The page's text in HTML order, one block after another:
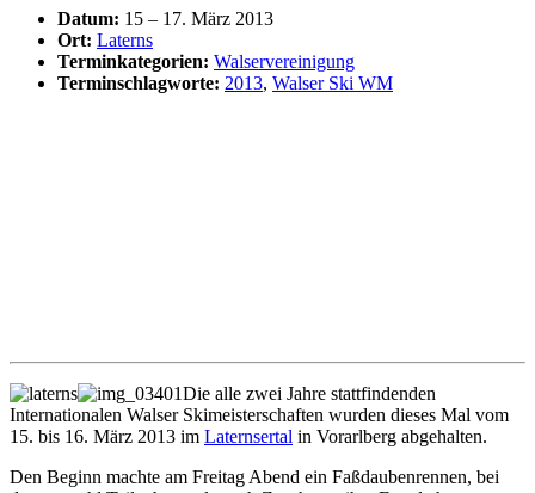
Datum: 15 – 17. März 2013
Ort: Laterns
Terminkategorien: Walservereinigung
Terminschlagworte: 2013, Walser Ski WM
Die alle zwei Jahre stattfindenden
Internationalen Walser Skimeisterschaften wurden dieses Mal vom
15. bis 16. März 2013 im Laternsertal in Vorarlberg abgehalten.
Den Beginn machte am Freitag Abend ein Faßdaubenrennen, bei